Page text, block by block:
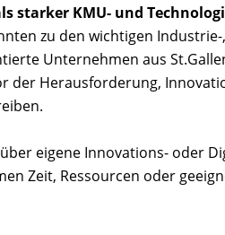
starker KMU- und
zu den wichtigen
Unternehmen aus
der Herausforderung,
eigene Innovations- oder
Zeit, Ressourcen oder